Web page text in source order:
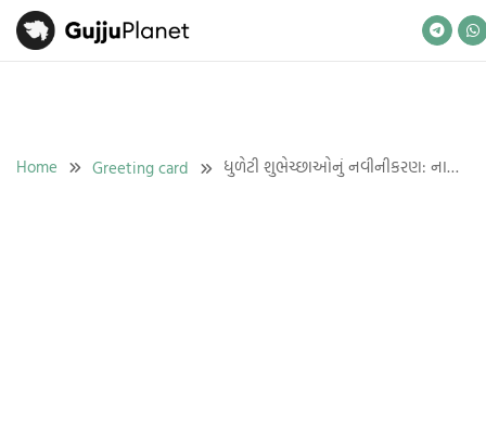
Skip
Home Greeting card
ધુળેટી શુભેચ્છાઓનું નવીનીકરણ: નામ